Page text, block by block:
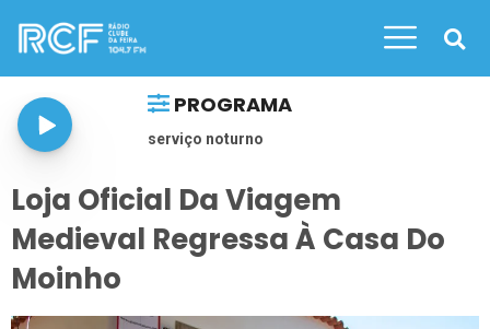
PROGRAMA
serviço noturno
Loja Oficial Da Viagem
Medieval Regressa À Casa Do
Moinho